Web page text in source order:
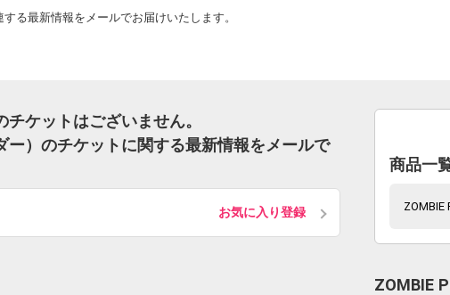
る最新情報をメールでお届けいたします。
ケットはございません。
ー）のチケットに関する最新情報をメールで
お気に入り登録
商品一
ZOMBIE
ZOMBIE